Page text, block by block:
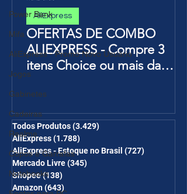
Power Bank
Mifa
AliExpress - Promo Novo Usuário
Jogos
Gabinetes
Cadeiras
Realme
Copos e Garrafas
Notebooks
OFERTAS DE COMBO
ALIEXPRESS - Compre 3
itens Choice ou mais da
Página de Promoções e
Ganhe Frete Grátis(R$10 de
desc em 6 itens/R$25 de
desc em 10 itens) OS
CUPONS SÃO VÁLIDOS NO
COMBO
AliExpress
Todos Produtos(3.429)
AliExpress(1.788)
AliExpress - Estoque no Brasil (727)
Mercado Livre(345)
Shopee(138)
Amazon(643)